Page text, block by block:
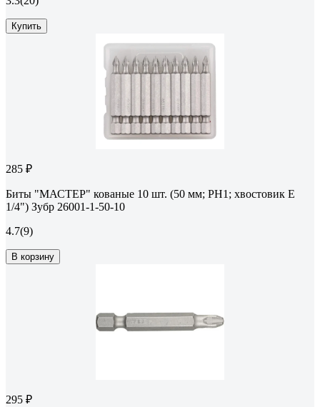
Купить
285 ₽
Биты "МАСТЕР" кованые 10 шт. (50 мм; PH1; хвостовик E
1/4") Зубр 26001-1-50-10
4.7(9)
В корзину
295 ₽